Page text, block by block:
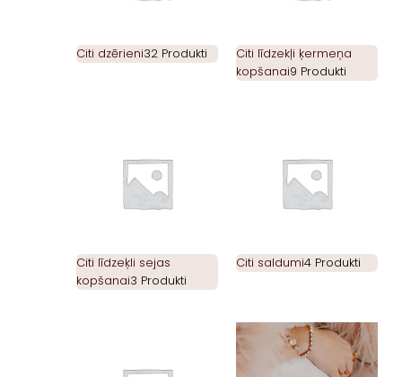
Citi dzērieni32 Produkti
Citi līdzekļi ķermeņa
kopšanai9 Produkti
Citi līdzeķli sejas
kopšanai3 Produkti
Citi saldumi4 Produkti